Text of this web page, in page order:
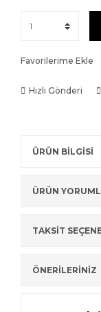
Favorilerime Ekle
Hızlı Gönderi
ÜRÜN BİLGİSİ
ÜRÜN
TAKSİT
ÖNERİLERİNİZ